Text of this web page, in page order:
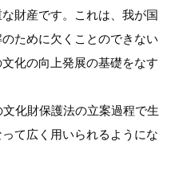
財産です。これは、我が国
ために欠くことのできない
化の向上発展の基礎をなす
文化財保護法の立案過程で生
て広く用いられるようにな